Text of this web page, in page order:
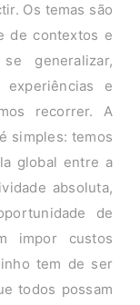
Os temas são
de contextos e
generalizar,
experiências e
recorrer. A
simples: temos
global entre a
absoluta,
de
impor custos
tem de ser
todos possam